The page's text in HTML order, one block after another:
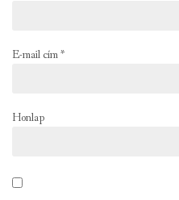
E-mail cím*
Honlap